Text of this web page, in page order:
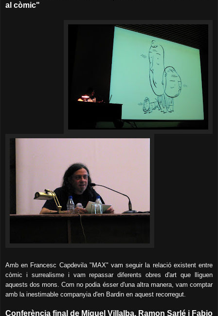
al còmic"
Amb en Francesc Capdevila "MAX" vam seguir la relació existent entre
còmic i surrealisme i vam repassar diferents obres d'art que lliguen
aquests dos mons. Com no podia ésser d'una altra manera, vam comptar
amb la inestimable companyia d'en Bardin en aquest recorregut.
Conferència final de Miguel Villalba, Ramon Sarlé i Fabio